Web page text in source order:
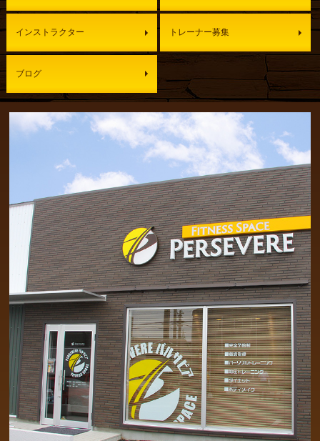
インストラクター トレーナー募集
ブログ